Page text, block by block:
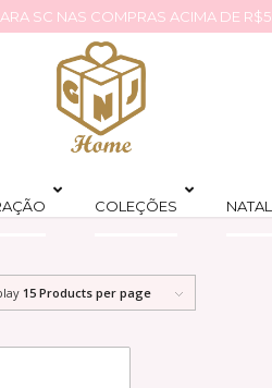
SC NAS COMPRAS ACIMA DE
COLEÇÕES NATAL
15 Products per page